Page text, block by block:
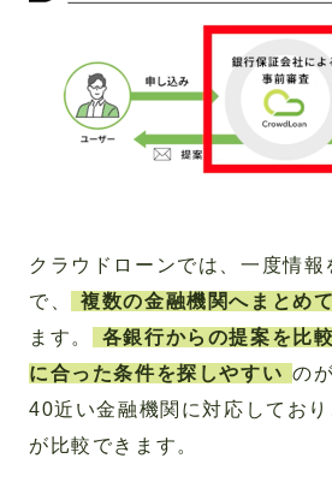
クラウドローンでは、一度情報
で、
複数の金融機関へまとめ
ます。
各銀行からの提案を比
に合った条件を探しやすい の
40近い金融機関に対応してお
が比較できます。